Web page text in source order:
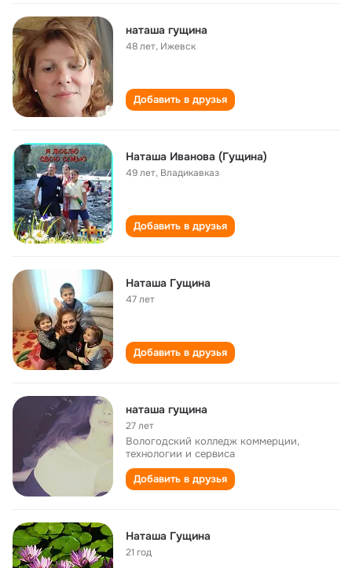
наташа гущина
48 лет, Ижевск
Добавить в друзья
Наташа Иванова (Гущина)
49 лет, Владикавказ
Добавить в друзья
Наташа Гущина
47 лет
Добавить в друзья
наташа гущина
27 лет
Вологодский колледж коммерции,
технологии и сервиса
Добавить в друзья
Наташа Гущина
21 год